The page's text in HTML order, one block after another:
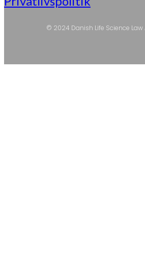
© 2024 Danish Life Science